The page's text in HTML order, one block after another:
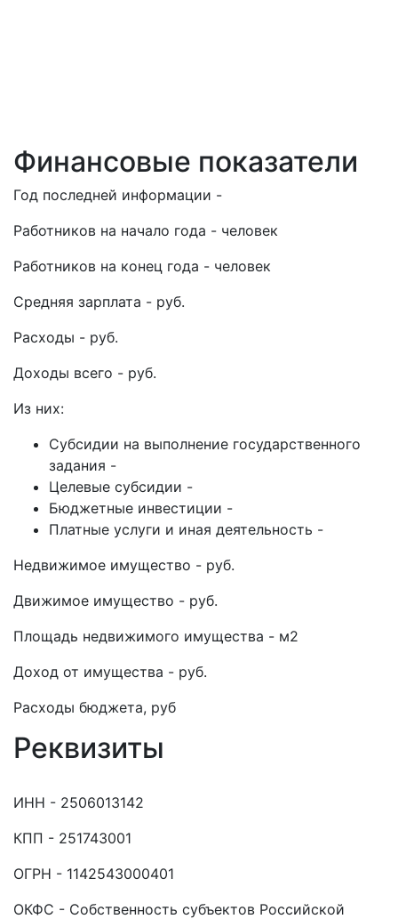
Финансовые показатели
Год последней информации -
Работников на начало года - человек
Работников на конец года - человек
Средняя зарплата - руб.
Расходы - руб.
Доходы всего - руб.
Из них:
Субсидии на выполнение государственного
задания -
Целевые субсидии -
Бюджетные инвестиции -
Платные услуги и иная деятельность -
Недвижимое имущество - руб.
Движимое имущество - руб.
Площадь недвижимого имущества - м2
Доход от имущества - руб.
Расходы бюджета, руб
Реквизиты
ИНН - 2506013142
КПП - 251743001
ОГРН - 1142543000401
ОКФС - Собственность субъектов Российской